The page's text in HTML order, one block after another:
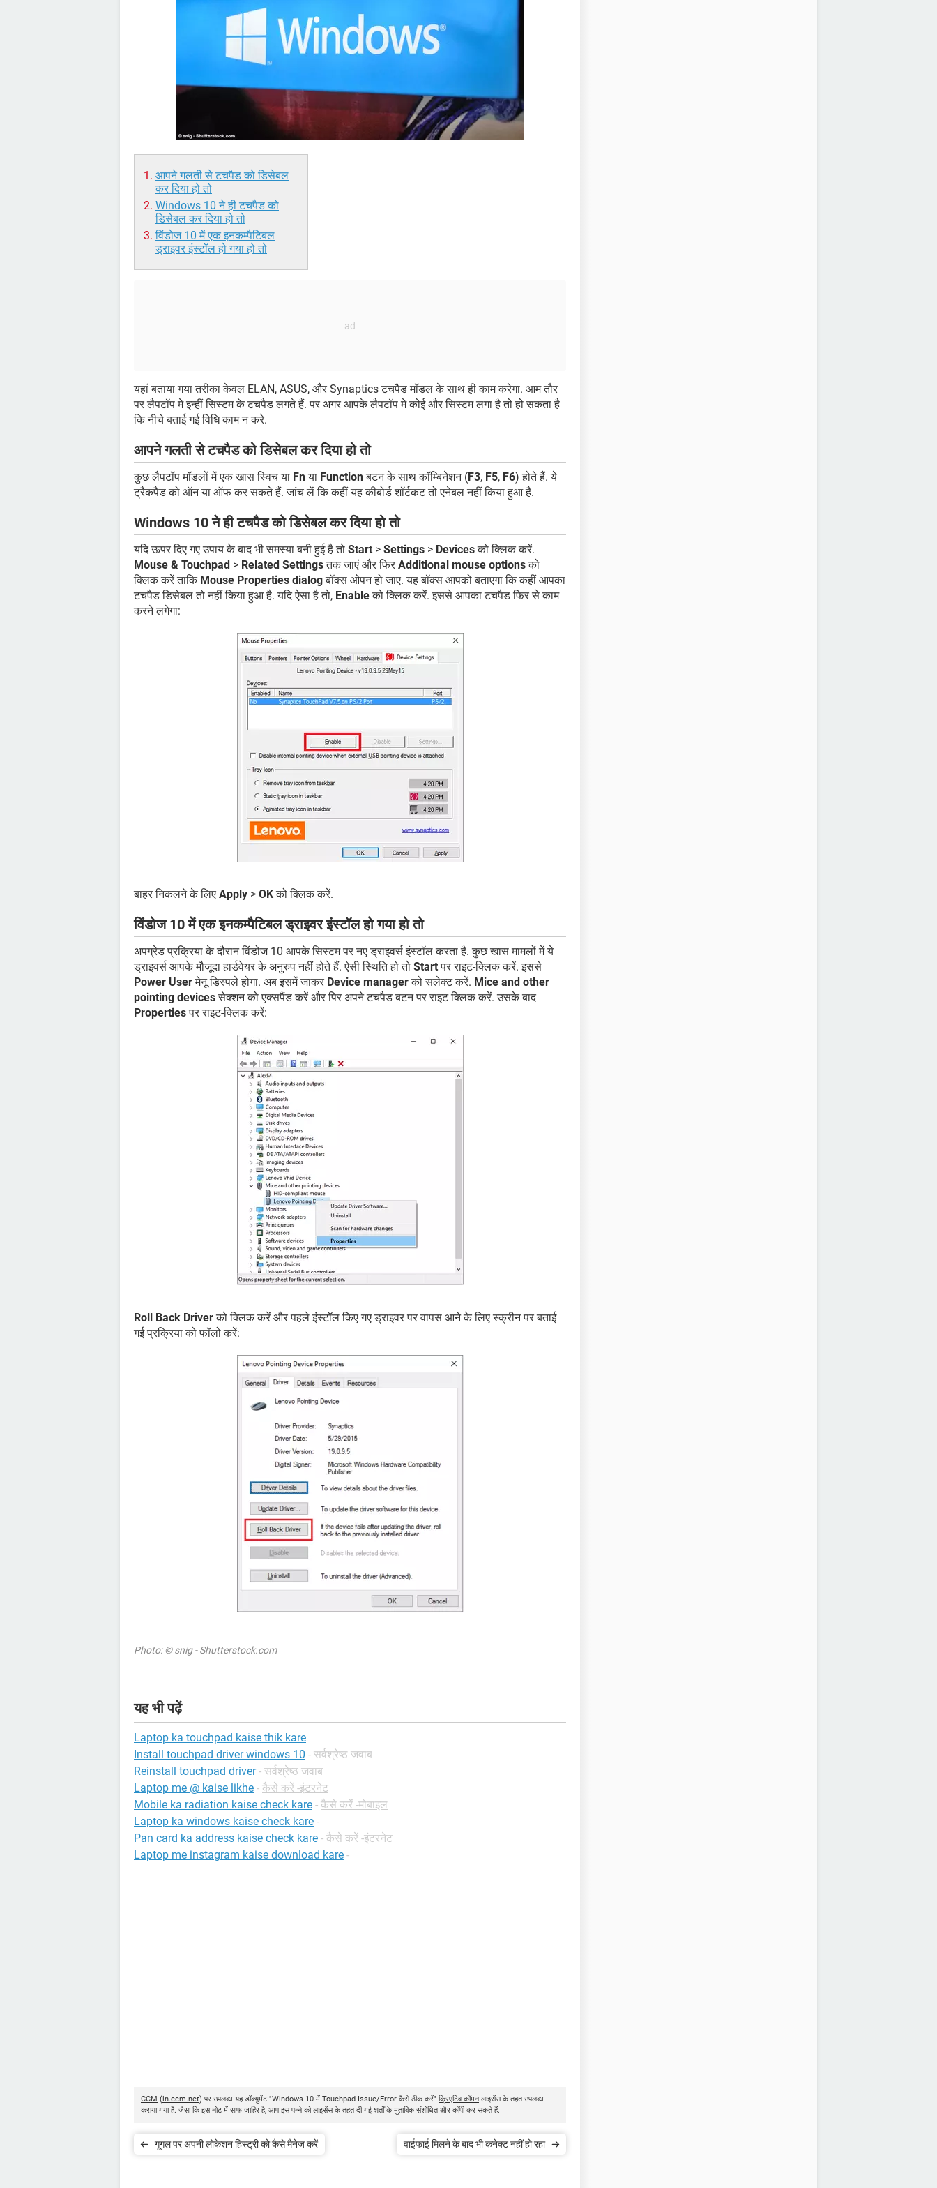
आपने गलती से टचपैड को डिसेबल
कर दिया हो तो
Windows 10 ने ही टचपैड को
डिसेबल कर दिया हो तो
विंडोज 10 में एक इनकम्पैटिबल
ड्राइवर इंस्टॉल हो गया हो तो
यहां बताया गया तरीका केवल ELAN, ASUS, और Synaptics टचपैड मॉडल के साथ ही काम करेगा. आम तौर
पर लैपटॉप मे इन्हीं सिस्टम के टचपैड लगते हैं. पर अगर आपके लैपटॉप मे कोई और सिस्टम लगा है तो हो सकता है
कि नीचे बताई गई विधि काम न करे.
आपने गलती से टचपैड को डिसेबल कर दिया हो तो
कुछ लैपटॉप मॉडलों में एक खास स्विच या Fnया Functionबटन के साथ कॉम्बिनेशन (F3, F5, F6) होते हैं. ये
ट्रैकपैड को ऑन या ऑफ कर सकते हैं. जांच लें कि कहीं यह कीबोर्ड शॉर्टकट तो एनेबल नहीं किया हुआ है.
Windows 10 ने ही टचपैड को डिसेबल कर दिया हो तो
यदि ऊपर दिए गए उपाय के बाद भी समस्या बनी हुई है तो Start > Settings > Devicesको क्लिक करें.
Mouse & Touchpad > Related Settingsतक जाएं और फिर Additional mouse optionsको
क्लिक करें ताकि Mouse Properties dialogबॉक्स ओपन हो जाए. यह बॉक्स आपको बताएगा कि कहीं आपका
टचपैड डिसेबल तो नहीं किया हुआ है. यदि ऐसा है तो, Enableको क्लिक करें. इससे आपका टचपैड फिर से काम
करने लगेगा:
बाहर निकलने के लिए Apply > OKको क्लिक करें.
विंडोज 10 में एक इनकम्पैटिबल ड्राइवर इंस्टॉल हो गया हो तो
अपग्रेड प्रक्रिया के दौरान विंडोज 10 आपके सिस्टम पर नए ड्राइवर्स इंस्टॉल करता है. कुछ खास मामलों में ये
ड्राइवर्स आपके मौजूदा हार्डवेयर के अनुरुप नहीं होते हैं. ऐसी स्थिति हो तो Startपर राइट-क्लिक करें. इससे
Power Userमेनू डिस्पले होगा. अब इसमें जाकर Device managerको सलेक्ट करें. Mice and other
pointing devicesसेक्शन को एक्सपैंड करें और पिर अपने टचपैड बटन पर राइट क्लिक करें. उसके बाद
Propertiesपर राइट-क्लिक करें:
Roll Back Driverको क्लिक करें और पहले इंस्टॉल किए गए ड्राइवर पर वापस आने के लिए स्क्रीन पर बताई
गई प्रक्रिया को फॉलो करें:
Photo: © snig - Shutterstock.com
यह भी पढ़ें
Laptop ka touchpad kaise thik kare
Install touchpad driver windows 10 - सर्वश्रेष्ठ जवाब
Reinstall touchpad driver - सर्वश्रेष्ठ जवाब
Laptop me @ kaise likhe - कैसे करें -इंटरनेट
Mobile ka radiation kaise check kare - कैसे करें -मोबाइल
Laptop ka windows kaise check kare -
Pan card ka address kaise check kare - कैसे करें -इंटरनेट
Laptop me instagram kaise download kare -
CCM (in.ccm.net) पर उपलब्ध यह डॉक्युमेंट "Windows 10 में Touchpad Issue/Error कैसे ठीक करें" क्रिएटिव कॉमनलाइसेंस के तहत उपलब्ध
कराया गया है. जैसा कि इस नोट में साफ जाहिर है, आप इस पन्ने को लाइसेंस के तहत दी गई शर्तों के मुताबिक संशोधित और कॉपी कर सकते हैं.
गूगल पर अपनी लोकेशन हिस्ट्री को कैसे मैनेज करें वाईफाई मिलने के बाद भी कनेक्ट नहीं हो रहा